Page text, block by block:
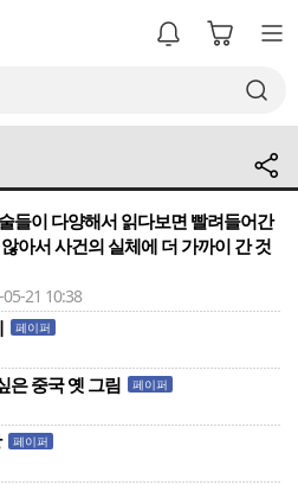
들이 다양해서 읽다보면 빨려들어간
아서 사건의 실체에 더 가까이 간 것
21 10:38
페이퍼
은 중국 옛 그림 페이퍼
페이퍼